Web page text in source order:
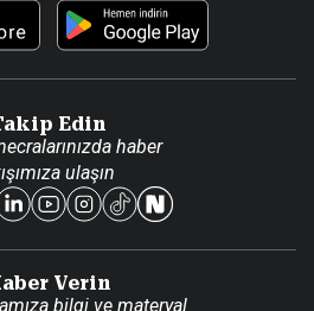
Edin
haber
ulaşın
Verin
bilgi ve materyal